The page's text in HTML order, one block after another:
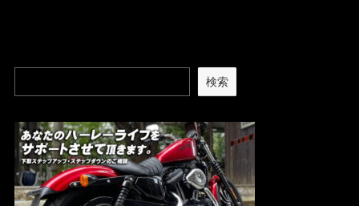
検索